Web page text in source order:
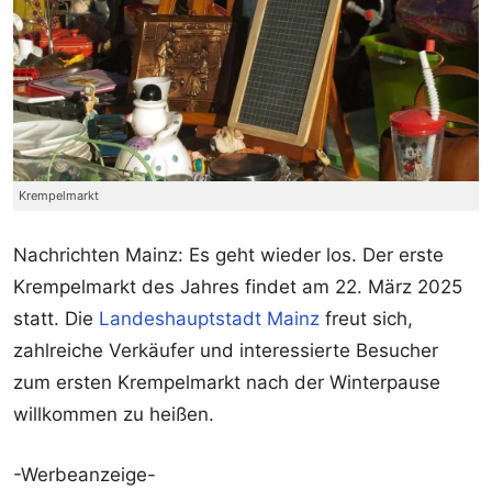
Krempelmarkt
Nachrichten Mainz: Es geht wieder los. Der erste
Krempelmarkt des Jahres findet am 22. März 2025
statt. Die Landeshauptstadt Mainz freut sich,
zahlreiche Verkäufer und interessierte Besucher
zum ersten Krempelmarkt nach der Winterpause
willkommen zu heißen.
-Werbeanzeige-